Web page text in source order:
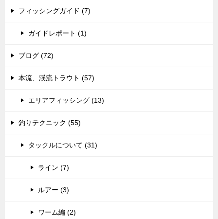
フィッシングガイド (7)
ガイドレポート (1)
ブログ (72)
本流、渓流トラウト (57)
エリアフィッシング (13)
釣りテクニック (55)
タックルについて (31)
ライン (7)
ルアー (3)
ワーム編 (2)